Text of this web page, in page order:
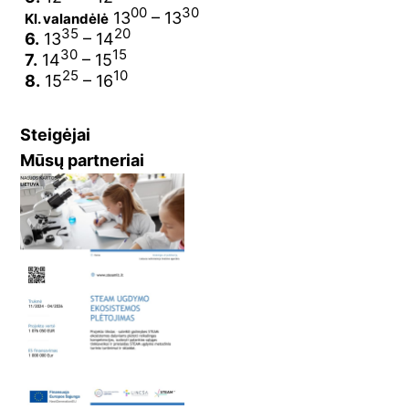
Kl. valandėlė 1300 – 1330
6. 1335 – 1420
7. 1430 – 1515
8. 1525 – 1610
Steigėjai
Mūsų partneriai